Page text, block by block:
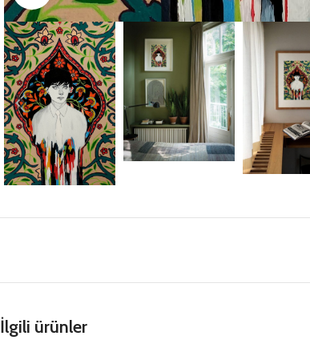
İlgili ürünler